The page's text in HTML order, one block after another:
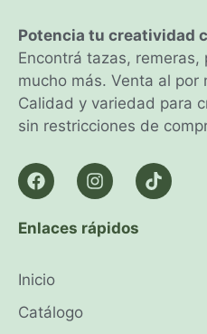
Potencia tu creatividad
Encontrá tazas, remeras,
mucho más. Venta al por
Calidad y variedad para
sin restricciones de
Enlaces rápidos
Inicio
Catálogo